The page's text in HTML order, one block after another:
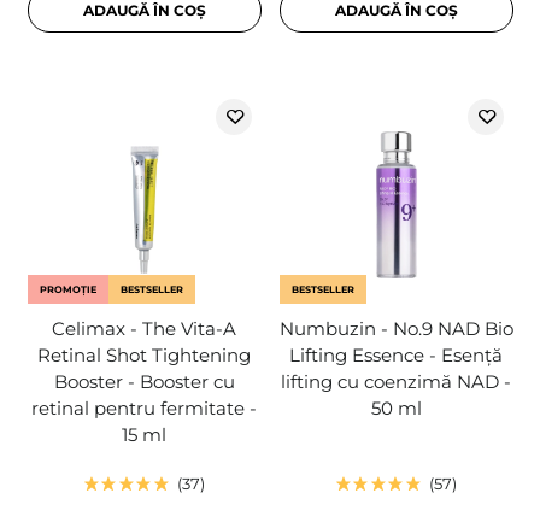
ADAUGĂ ÎN COȘ ADAUGĂ ÎN COȘ
PROMOȚIE BESTSELLER
Celimax - The Vita-A
Retinal Shot Tightening
Booster - Booster cu
retinal pentru fermitate -
15 ml
37
BESTSELLER
Numbuzin - No.9 NAD Bio
Lifting Essence - Esență
lifting cu coenzimă NAD -
50 ml
57